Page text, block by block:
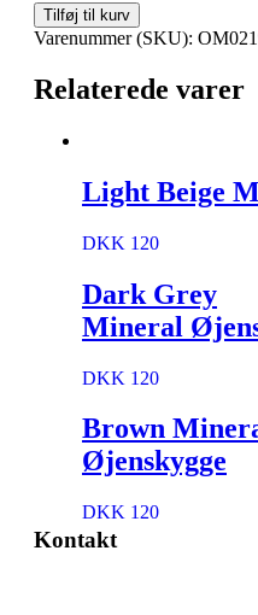
Tilføj til kurv
Varenummer (SKU):
Relaterede varer
Light Beige
DKK 120
Dark Grey
Mineral
DKK 120
Brown
Øjenskygge
DKK 120
Kontakt